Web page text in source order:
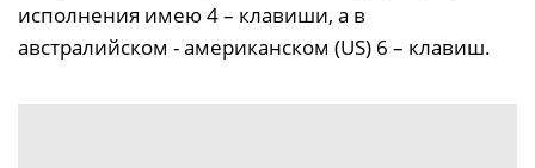
исполнения имею 4 – клавиши, а в
австралийском - американском (US) 6 – клавиш.